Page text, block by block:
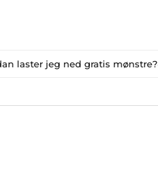
laster jeg ned gratis mønstre?